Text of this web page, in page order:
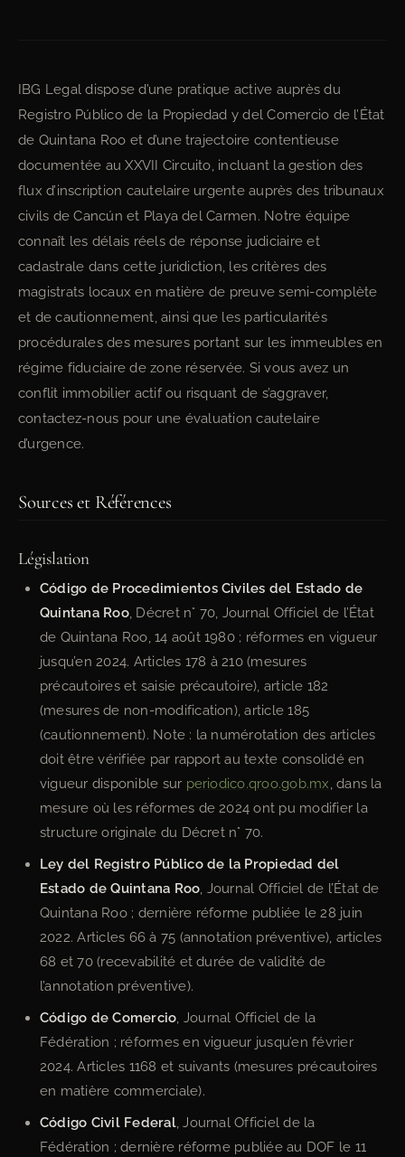
IBG Legal dispose d’une pratique active auprès du
Registro Público de la Propiedad y del Comercio de l’État
de Quintana Roo et d’une trajectoire contentieuse
documentée au XXVII Circuito, incluant la gestion des
flux d’inscription cautelaire urgente auprès des tribunaux
civils de Cancún et Playa del Carmen. Notre équipe
connaît les délais réels de réponse judiciaire et
cadastrale dans cette juridiction, les critères des
magistrats locaux en matière de preuve semi-complète
et de cautionnement, ainsi que les particularités
procédurales des mesures portant sur les immeubles en
régime fiduciaire de zone réservée. Si vous avez un
conflit immobilier actif ou risquant de s’aggraver,
contactez-nous pour une évaluation cautelaire
d’urgence.
Sources et Références
Législation
Código de Procedimientos Civiles del Estado de
Quintana Roo, Décret n° 70, Journal Officiel de l’État
de Quintana Roo, 14 août 1980 ; réformes en vigueur
jusqu’en 2024. Articles 178 à 210 (mesures
précautoires et saisie précautoire), article 182
(mesures de non-modification), article 185
(cautionnement). Note : la numérotation des articles
doit être vérifiée par rapport au texte consolidé en
vigueur disponible sur periodico.qroo.gob.mx , dans la
mesure où les réformes de 2024 ont pu modifier la
structure originale du Décret n° 70.
Ley del Registro Público de la Propiedad del
Estado de Quintana Roo , Journal Officiel de l’État de
Quintana Roo ; dernière réforme publiée le 28 juin
2022. Articles 66 à 75 (annotation préventive), articles
68 et 70 (recevabilité et durée de validité de
l’annotation préventive).
Código de Comercio , Journal Officiel de la
Fédération ; réformes en vigueur jusqu’en février
2024. Articles 1168 et suivants (mesures précautoires
en matière commerciale).
Código Civil Federal, Journal Officiel de la
Fédération ; dernière réforme publiée au DOF le 11